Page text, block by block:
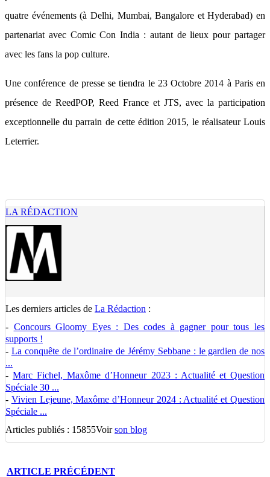
quatre événements (à Delhi, Mumbai, Bangalore et Hyderabad) en
partenariat avec Comic Con India : autant de lieux pour partager
avec les fans la pop culture.
Une conférence de presse se tiendra le 23 Octobre 2014 à Paris en
présence de ReedPOP, Reed France et JTS, avec la participation
exceptionnelle du parrain de cette édition 2015, le réalisateur Louis
Leterrier.
LA RÉDACTION
Les derniers articles de La Rédaction :
- Concours Gloomy Eyes : Des codes à gagner pour tous les
supports !
- La conquête de l’ordinaire de Jérémy Sebbane : le gardien de nos
...
-Marc Fichel, Maxôme d’Honneur 2023 : Actualité et Question
Spéciale 30 ...
- Vivien Lejeune, Maxôme d’Honneur 2024 : Actualité et Question
Spéciale ...
Articles publiés : 15855Voirson blog
ARTICLE PRÉCÉDENT